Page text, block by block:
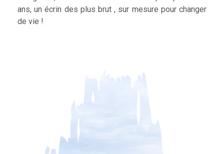
ans, un écrin des plus brut , sur mesure pour changer
de vie !